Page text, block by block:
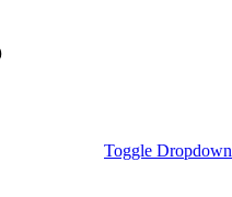
Toggle Dropdown